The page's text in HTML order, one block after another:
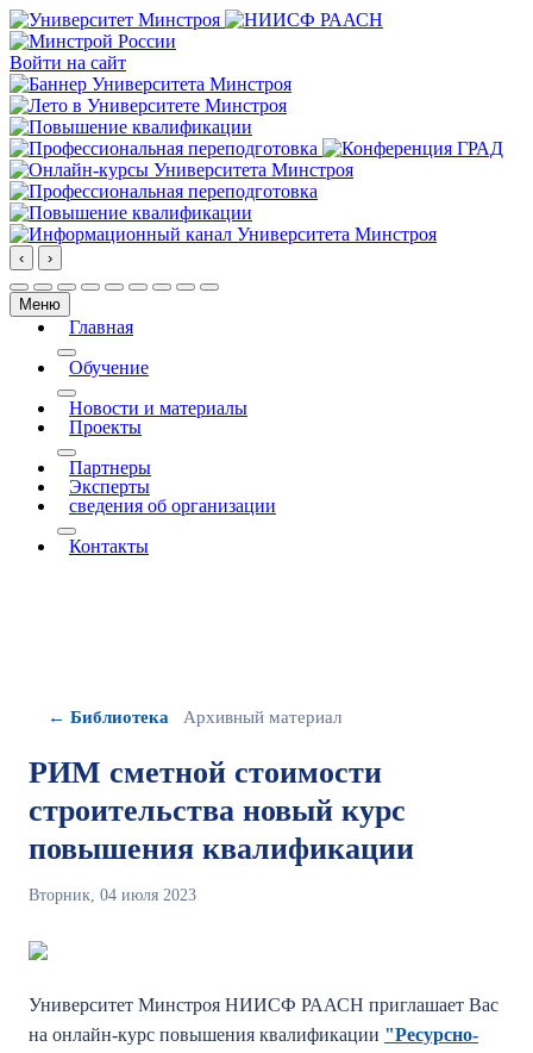
Войти на сайт
‹ ›
Меню
Главная
More about: Главная
Обучение
More about: Обучение
Новости и материалы
Проекты
More about: Проекты
Партнеры
Эксперты
сведения об организации
More about: сведения об организации
Контакты
← Библиотека Архивный материал
РИМ сметной стоимости
строительства новый курс
повышения квалификации
Вторник, 04 июля 2023
Университет Минстроя НИИСФ РААСН приглашает Вас
на онлайн-курс повышения квалификации "Ресурсно-